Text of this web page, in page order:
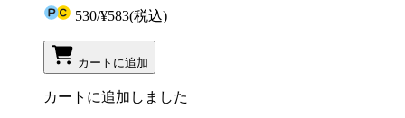
530/¥583(税込)
カートに追加
カートに追加しました